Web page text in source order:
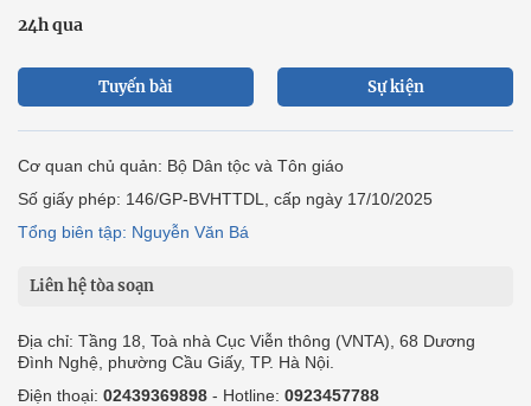
24h qua
Tuyến bài Sự kiện
Cơ quan chủ quản: Bộ Dân tộc và Tôn giáo
Số giấy phép: 146/GP-BVHTTDL, cấp ngày 17/10/2025
Tổng biên tập: Nguyễn Văn Bá
Liên hệ tòa soạn
Địa chỉ: Tầng 18, Toà nhà Cục Viễn thông (VNTA), 68 Dương
Đình Nghệ, phường Cầu Giấy, TP. Hà Nội.
Điện thoại: 02439369898 - Hotline: 0923457788